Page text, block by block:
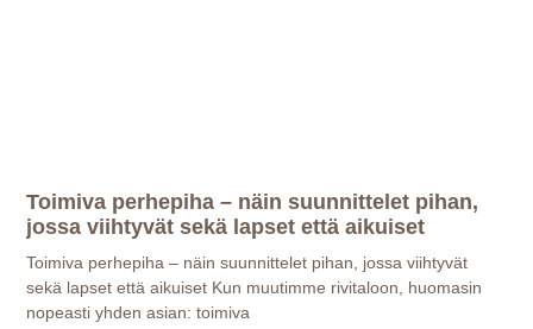
Toimiva perhepiha – näin suunnittelet pihan,
jossa viihtyvät sekä lapset että aikuiset
Toimiva perhepiha – näin suunnittelet pihan, jossa viihtyvät
sekä lapset että aikuiset Kun muutimme rivitaloon, huomasin
nopeasti yhden asian: toimiva